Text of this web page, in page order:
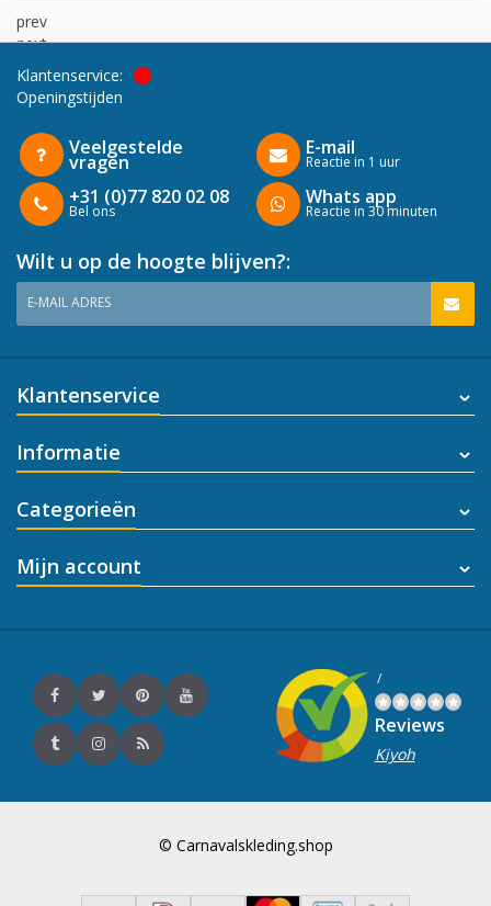
prev
next
Klantenservice:
Openingstijden
Veelgestelde
vragen
+31 (0)77 820 02 08
Bel ons
E-mail
Reactie in 1 uur
Whats app
Reactie in 30 minuten
Wilt u op de hoogte blijven?:
E-MAIL ADRES
Klantenservice
Informatie
Categorieën
Mijn account
/
Reviews
Kiyoh
© Carnavalskleding.shop